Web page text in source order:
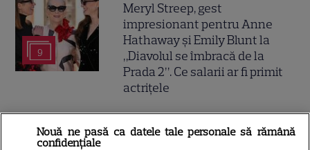
9
Meryl Streep, gest
impresionant pentru Anne
Hathaway și Emily Blunt la
„Diavolul se îmbracă de la
Prada 2”. Ce salarii ar fi primit
actrițele
Nouă ne pasă ca datele tale personale să rămână
confidențiale